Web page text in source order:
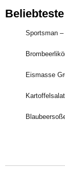
Sportsman –
Eismasse